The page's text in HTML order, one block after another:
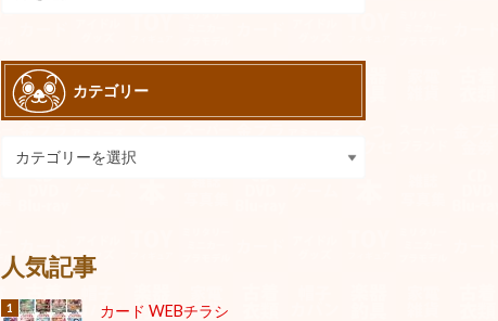
カテゴリー
人気記事
カード WEBチラシ